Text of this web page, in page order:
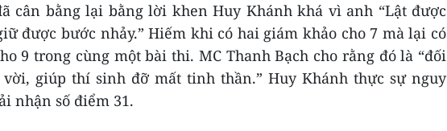
cân bằng lại bằng lời khen Huy Khánh khá vì anh “Lật được
được bước nhảy.” Hiếm khi có hai giám khảo cho 7 mà lại có
9 trong cùng một bài thi. MC Thanh Bạch cho rằng đó là “đối
giúp thí sinh đỡ mất tinh thần.” Huy Khánh thực sự nguy
nhận số điểm 31.